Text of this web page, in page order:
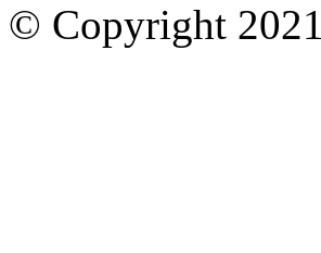
© Copyright 2021